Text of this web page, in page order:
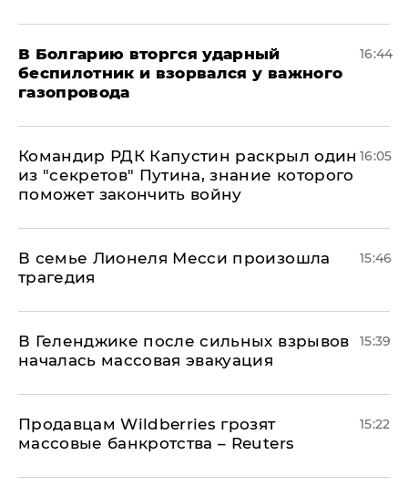
В Болгарию вторгся ударный
беспилотник и взорвался у важного
газопровода
16:44
Командир РДК Капустин раскрыл один
из "секретов" Путина, знание которого
поможет закончить войну
16:05
В семье Лионеля Месси произошла
трагедия
15:46
В Геленджике после сильных взрывов
началась массовая эвакуация
15:39
Продавцам Wildberries грозят
массовые банкротства – Reuters
15:22